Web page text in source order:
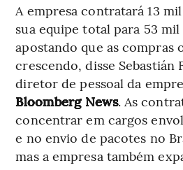
A empresa contratará 13
sua equipe total para 53
apostando que as compras
crescendo, disse Sebastián
diretor de pessoal da
Bloomberg News. As
concentrar em cargos
e no envio de pacotes no
mas a empresa também